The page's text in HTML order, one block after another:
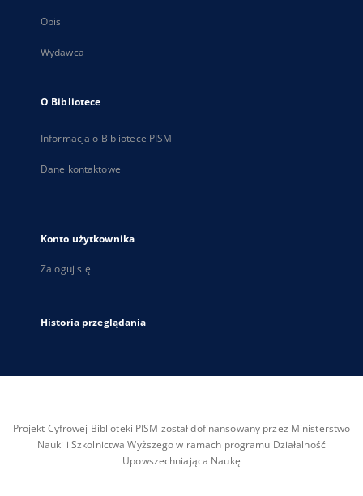
Opis
Wydawca
O Bibliotece
Informacja o Bibliotece PISM
Dane kontaktowe
Konto użytkownika
Zaloguj się
Historia przeglądania
Projekt Cyfrowej Biblioteki PISM został dofinansowany przez Ministerstwo
Nauki i Szkolnictwa Wyższego w ramach programu Działalność
Upowszechniająca Naukę